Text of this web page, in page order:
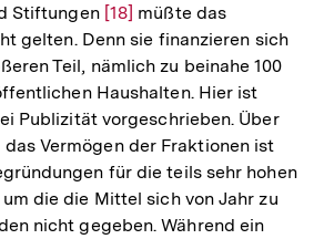
Stiftungen Zur
Auflösung
der
Fußnote
[18] müßte das
gelten. Denn sie finanzieren sich
Teil, nämlich zu beinahe 100
Haushalten. Hier ist
Publizität vorgeschrieben. Über
Vermögen der Fraktionen ist
für die teils sehr hohen
die die Mittel sich von Jahr zu
nicht gegeben. Während ein